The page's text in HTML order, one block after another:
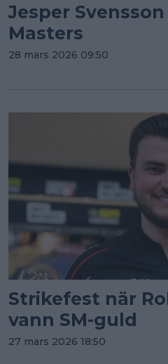
Jesper
Masters
28 mars 2026 09:50
Strikefest när
vann SM-guld
27 mars 2026 18:50